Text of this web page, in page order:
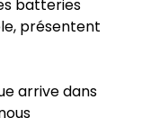
batteries
présentent
arrive dans